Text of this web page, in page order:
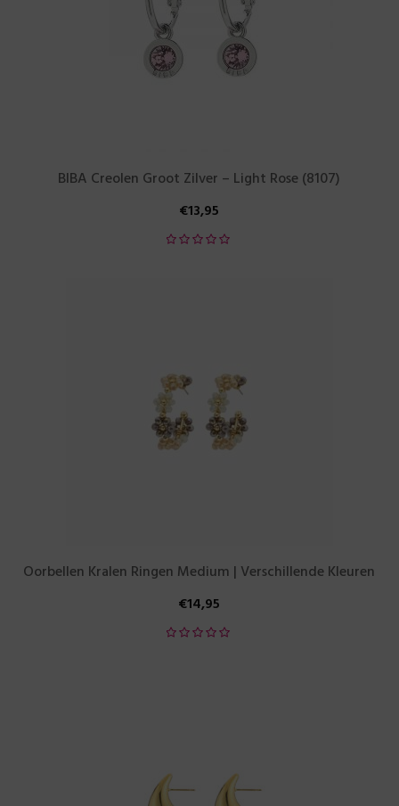
BIBA Creolen Groot Zilver – Light Rose (8107)
€13,95
Oorbellen Kralen Ringen Medium | Verschillende Kleuren
€14,95